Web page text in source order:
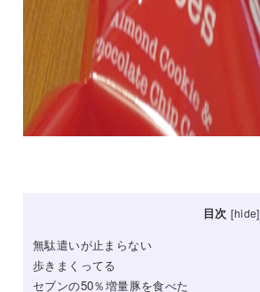
目次 [hide]
無駄遣いが止まらない
歩きまくってる
セブンの50％増量豚を食べた